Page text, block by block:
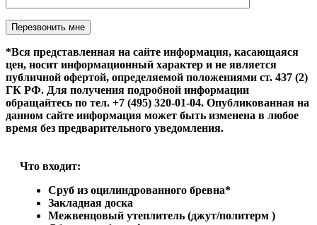
Оставьте это поле пустым.
*Вся представленная на сайте информация, касающаяся
цен, носит информационный характер и не является
публичной офертой, определяемой положениями ст. 437 (2)
ГК РФ. Для получения подробной информации
обращайтесь по тел. +7 (495) 320-01-04. Опубликованная на
данном сайте информация может быть изменена в любое
время без предварительного уведомления.
Что входит:
Сруб из оцилиндрованного бревна*
Закладная доска
Межвенцовый утеплитель (джут/политерм )